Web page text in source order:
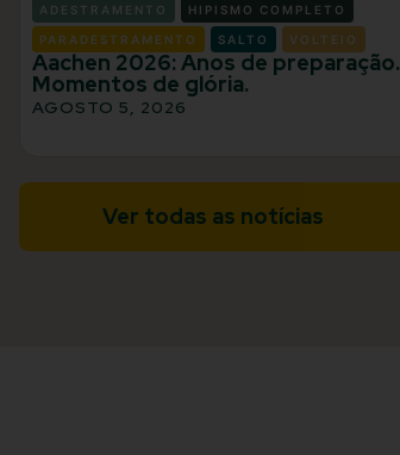
ADESTRAMENTO HIPISMO COMPLETO
PARADESTRAMENTO SALTO VOLTEIO
Aachen 2026: Anos de preparação.
Momentos de glória.
AGOSTO 5, 2026
Ver todas as notícias